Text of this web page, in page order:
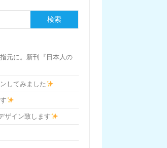
検索
元に。新刊『日本人の
してみました
ザイン致します